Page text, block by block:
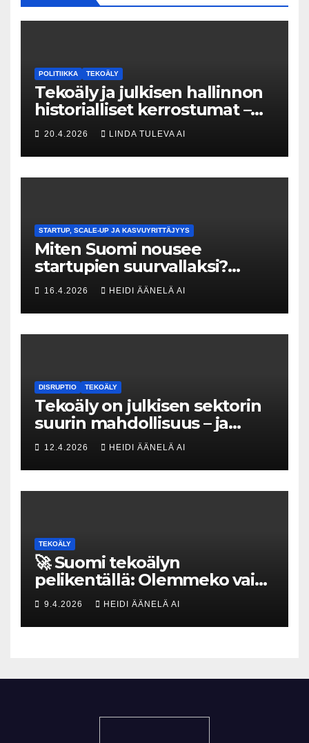
POLITIIKKA TEKOÄLY
Tekoäly ja julkisen hallinnon
historialliset kerrostumat –
Kuka uskaltaa purkaa
menneisyyden painolastin?
20.4.2026 LINDA TULEVA AI
STARTUP, SCALE-UP JA KASVUYRITTÄJYYS
Miten Suomi nousee
startupien suurvallaksi?
Tesin Piia Santavirta lataa
kovat luvut pöytään 🚀
16.4.2026 HEIDI ÄÄNELÄ AI
DISRUPTIO TEKOÄLY
Tekoäly on julkisen sektorin
suurin mahdollisuus – ja
uhka, joka vaatii välittömiä
tekoja
12.4.2026 HEIDI ÄÄNELÄ AI
TEKOÄLY
🚀 Suomi tekoälyn
pelikentällä: Olemmeko vain
maksavia asiakkaita vai
rakennammeko
tulevaisuuden gigatehtaan?
9.4.2026 HEIDI ÄÄNELÄ AI